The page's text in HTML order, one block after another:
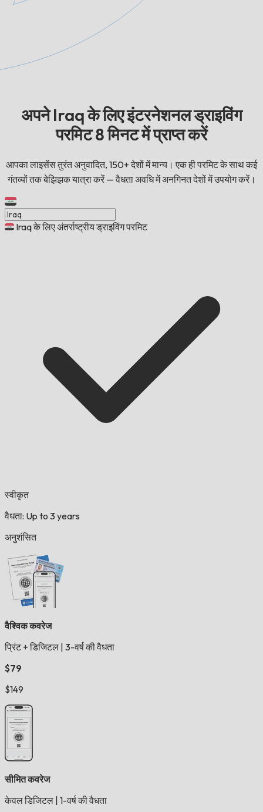
अपने Iraq के लिए इंटरनेशनल ड्राइविंग
परमिट 8 मिनट में प्राप्त करें
आपका लाइसेंस तुरंत अनुवादित, 150+ देशों में मान्य। एक ही परमिट के साथ कई
गंतव्यों तक बेझिझक यात्रा करें — वैधता अवधि में अनगिनत देशों में उपयोग करें।
Iraq के लिए अंतर्राष्ट्रीय ड्राइविंग परमिट
स्वीकृत
वैधता: Up to 3 years
अनुशंसित
वैश्विक कवरेज
प्रिंट + डिजिटल 3-वर्ष की वैधता
$79
$149
सीमित कवरेज
केवल डिजिटल 1-वर्ष की वैधता